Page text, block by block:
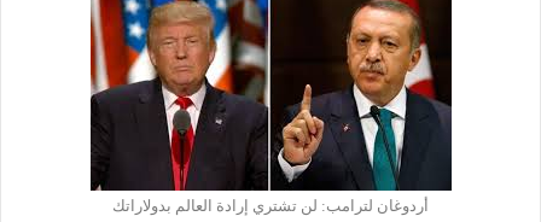
أردوغان لترامب: لن تشتري إرادة العالم بدولاراتك